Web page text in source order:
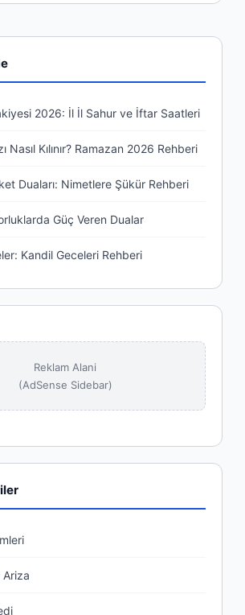
2026: İl İl Sahur ve İftar Saatleri
Nasıl Kılınır? Ramazan 2026 Rehberi
Duaları: Nimetlere Şükür Rehberi
Güç Veren Dualar
Kandil Geceleri Rehberi
Reklam Alani
(AdSense Sidebar)
Ariza